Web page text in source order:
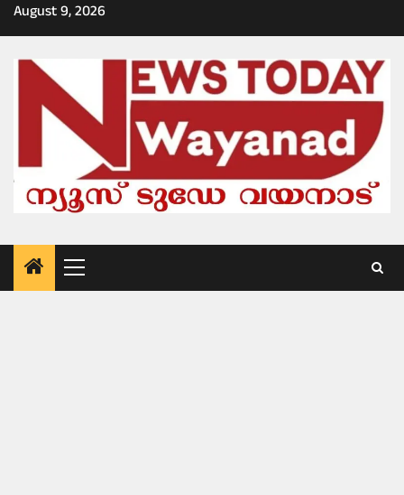
Skip
to
August 9, 2026
Primary
Menu